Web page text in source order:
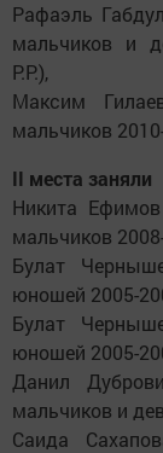
Рафаэль
мальчиков и
Р.Р.),
Максим
мальчиков
II места заняли
Никита
мальчиков
Булат
юношей 2005-
Булат
юношей 2005-
Данил
мальчиков и
Саида